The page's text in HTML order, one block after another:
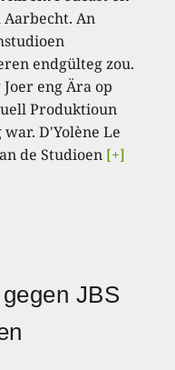
An
endgülteg zou.
eng Ära op
Produktioun
D'Yolène Le
de Studioen [+]
JBS